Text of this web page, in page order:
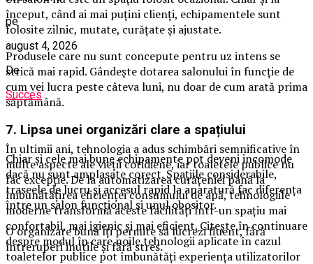
început, când ai mai puțini clienți, echipamentele sunt
folosite zilnic, mutate, curățate și ajustate.
Produsele care nu sunt concepute pentru uz intens se
strică mai rapid. Gândește dotarea salonului în funcție de
cum vei lucra peste câteva luni, nu doar de cum arată prima
săptămână.
7. Lipsa unei organizări clare a spațiului
Chiar și cele mai bune echipamente pot deveni incomode
dacă nu sunt amplasate corect. Spațiile considerabile,
traseele de lucru și accesul rapid la aparatură fac diferența
între un salon funcțional și unul obositor.
O organizare bună îți permite să lucrezi fluent, fără
întreruperi inutile și fără stres.
pe
august 4, 2026
De
Succes
În ultimii ani, tehnologia a adus schimbări semnificative în
multe aspecte ale vieții cotidiene, iar toaletele publice nu
fac excepție. De la automatizarea curățeniei până la
îmbunătățirea eficienței consumului de apă, tehnologiile
moderne transformă aceste facilități într-un spațiu mai
confortabil, mai igienic și mai eficient. Citește în continuare
despre modul în care noile tehnologii aplicate în cazul
toaletelor publice pot îmbunătăți experiența utilizatorilor